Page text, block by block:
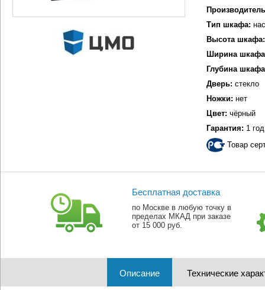
Тип шкафа:
Высота шкафа:
Ширина
Глубина
Дверь: стекло
Ножки: нет
Цвет: чёрный
Гарантия: 1 год
Товар
Бесплатная доставка
по Москве в любую точку в
пределах МКАД при заказе
от 15 000 руб.
Описание Технические